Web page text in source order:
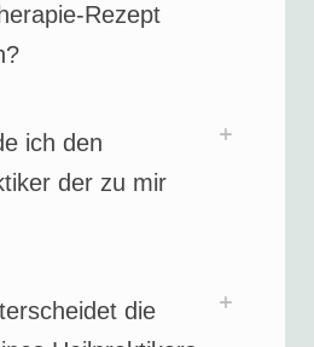
Rezept
ich den
der zu mir
die